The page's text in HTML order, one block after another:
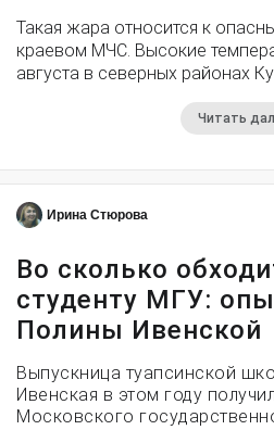
Такая жара относится к
краевом МЧС. Высокие
августа в северных районах
Читать
Ирина Стюрова
Во сколько
студенту МГУ:
Полины Ивенской
Выпускница туапсинской
Ивенская в этом году
Московского